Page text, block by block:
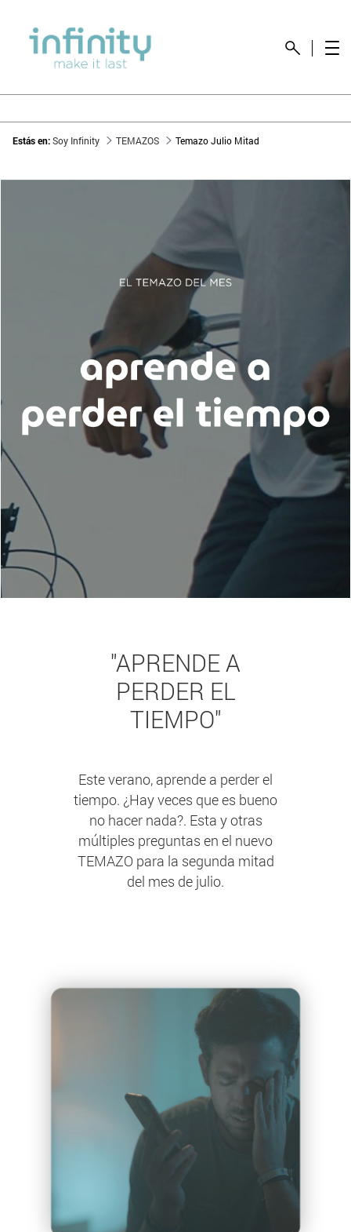
Estás en:Soy Infinity TEMAZOS Temazo Julio Mitad
"APRENDE A
PERDER EL
TIEMPO"
Este verano, aprende a perder el
tiempo. ¿Hay veces que es bueno
no hacer nada?. Esta y otras
múltiples preguntas en el nuevo
TEMAZO para la segunda mitad
del mes de julio.